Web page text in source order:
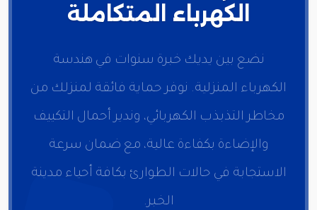
الكهرباء المتكاملة
نضع بين يديك خبرة سنوات في هندسة
الكهرباء المنزلية. نوفر حماية فائقة لمنزلك من
مخاطر التذبذب الكهربائي، وندير أحمال التكييف
والإضاءة بكفاءة عالية، مع ضمان سرعة
الاستجابة في حالات الطوارئ بكافة أحياء مدينة
الخبر.